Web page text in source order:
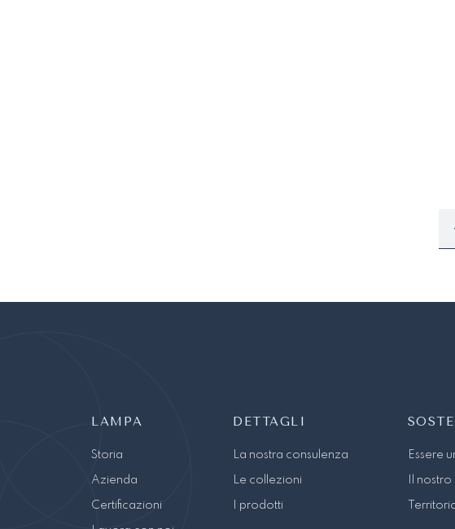
LAMPA
Storia
Azienda
Certificazioni
DETTAGLI
La nostra consulenza
Le collezioni
I prodotti
Essere
Il